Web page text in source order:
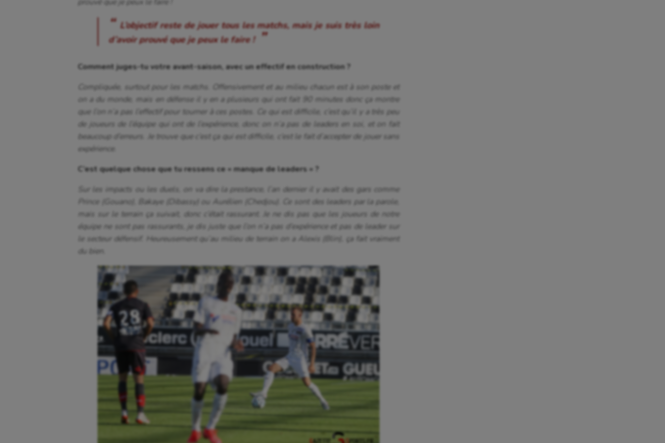
L’objectif reste de jouer tous les matchs, mais je suis très loin
d’avoir prouvé que je peux le faire!
Comment juges-tu votre avant-saison, avec un effectif en construction ?
Compliquée, surtout pour les matchs. Offensivement et au milieu chacun est à son poste et
on a du monde, mais en défense il y en a plusieurs qui ont fait 90 minutes donc ça montre
que l’on n’a pas l’effectif pour tourner à ces postes. Ce qui est difficile, c’est qu’il y a très peu
de joueurs de l’équipe qui ont de l’expérience, donc on n’a pas de leaders en soi, et on fait
beaucoup d’erreurs. Je trouve que c’est ça qui est difficile, c’est le fait d’accepter de jouer sans
expérience.
C’est quelque chose que tu ressens ce « manque de leaders » ?
Sur les impacts ou les duels, on va dire la prestance, l’an dernier il y avait des gars comme
Prince (Gouano), Bakaye (Dibassy) ou Aurélien (Chedjou). Ce sont des leaders par la parole,
mais sur le terrain ça suivait, donc c’était rassurant. Je ne dis pas que les joueurs de notre
équipe ne sont pas rassurants, je dis juste que l’on n’a pas d’expérience et pas de leader sur
le secteur défensif. Heureusement qu’au milieu de terrain on a Alexis (Blin), ça fait vraiment
du bien.